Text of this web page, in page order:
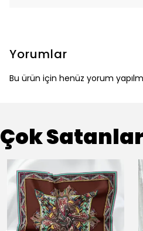
Yorumlar
Bu ürün için henüz yorum
Çok